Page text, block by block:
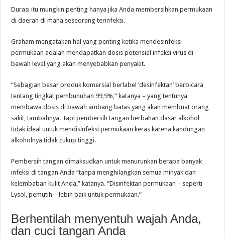
Durasi itu mungkin penting hanya jika Anda membersihkan permukaan
di daerah di mana seseorang terinfeksi.
Graham mengatakan hal yang penting ketika mendesinfeksi
permukaan adalah mendapatkan dosis potensial infeksi virus di
bawah level yang akan menyebabkan penyakit.
“Sebagian besar produk komersial berlabel ‘desinfektan’ berbicara
tentang tingkat pembunuhan 99,9%,” katanya – yang tentunya
membawa dosis di bawah ambang batas yang akan membuat orang
sakit, tambahnya. Tapi pembersih tangan berbahan dasar alkohol
tidak ideal untuk mendisinfeksi permukaan keras karena kandungan
alkoholnya tidak cukup tinggi.
Pembersih tangan dimaksudkan untuk menurunkan berapa banyak
infeksi di tangan Anda “tanpa menghilangkan semua minyak dan
kelembaban kulit Anda,” katanya. “Disinfektan permukaan – seperti
Lysol, pemutih – lebih baik untuk permukaan.”
Berhentilah menyentuh wajah Anda,
dan cuci tangan Anda